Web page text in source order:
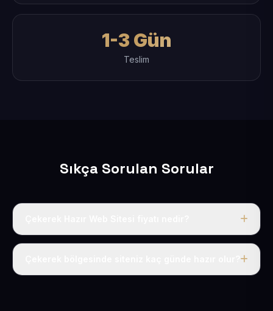
1-3 Gün
Teslim
Sıkça Sorulan Sorular
Tek fiyat uygulanır: yıllık 50 USD + KDV. Bu bedele alan